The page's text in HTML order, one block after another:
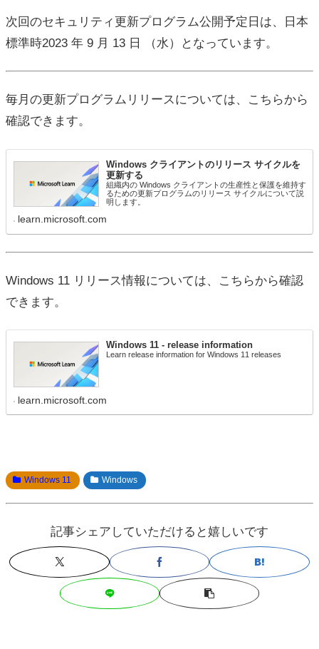
次回のセキュリティ更新プログラム公開予定日は、日本
標準時2023 年 9 月 13 日 （水）となっています。
毎月の更新プログラムリリースについては、こちらから
確認できます。
Windows クライアントのリリース サイクルを
更新する
組織内の Windows クライアントの生産性と保護を維持す
るための更新プログラムのリリース サイクルについて説
明します。
learn.microsoft.com
Windows 11 リリース情報については、こちらから確認
できます。
Windows 11 - release information
Learn release information for Windows 11 releases
learn.microsoft.com
Windows 11 Windows
記事シェアしていただけると嬉しいです